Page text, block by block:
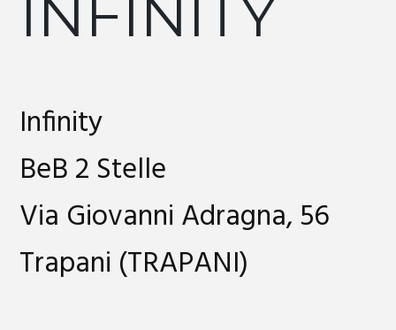
INFINITY
Infinity
BeB 2 Stelle
Via Giovanni Adragna, 56
Trapani (TRAPANI)